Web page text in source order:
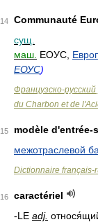
14
Communauté
сущ.
маш. ЕОУС,
ЕОУС)
Французско-
du Charbon et de
15
modèle d'entrée-
межотраслевой
Dictionnaire français-
16
caractériel
-LE adj.